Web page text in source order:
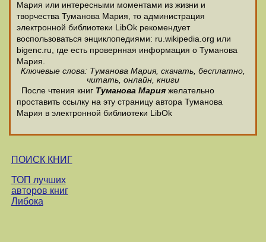
Мария или интересными моментами из жизни и
творчества Туманова Мария, то администрация
электронной библиотеки LibOk рекомендует
воспользоваться энциклопедиями: ru.wikipedia.org или
bigenc.ru, где есть провернная информация о Туманова
Мария.
Ключевые слова: Туманова Мария, скачать, бесплатно,
читать, онлайн, книги
После чтения книг Туманова Мария желательно
проставить ссылку на эту страницу автора Туманова
Мария в электронной библиотеки LibOk
ПОИСК КНИГ
ТОП лучших
авторов книг
Либока